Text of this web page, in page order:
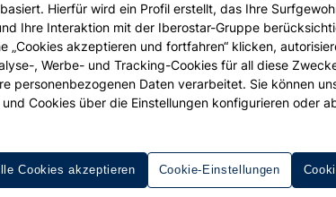
Finden Sie Ihre
Europa
Hierfür wird ein Profil erstellt, das Ihre
Ihre Interaktion mit der Iberostar-Gruppe
„Cookies akzeptieren und fortfahren“ klicken,
, Werbe- und Tracking-Cookies für all diese
personenbezogenen Daten verarbeitet. Sie können
und Cookies über die Einstellungen konfigurieren oder
Cookie-Einstellungen
Cookies akzeptieren